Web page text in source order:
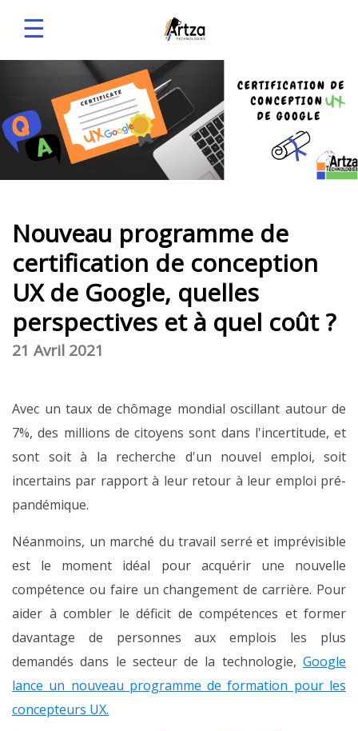
☰
Nouveau programme de
certification de conception
UX de Google, quelles
perspectives et à quel coût ?
21 Avril 2021
Avec un taux de chômage mondial oscillant autour de
7%, des millions de citoyens sont dans l'incertitude, et
sont soit à la recherche d'un nouvel emploi, soit
incertains par rapport à leur retour à leur emploi pré-
pandémique.
Néanmoins, un marché du travail serré et imprévisible
est le moment idéal pour acquérir une nouvelle
compétence ou faire un changement de carrière. Pour
aider à combler le déficit de compétences et former
davantage de personnes aux emplois les plus
demandés dans le secteur de la technologie, Google
lance un nouveau programme de formation pour les
concepteurs UX.